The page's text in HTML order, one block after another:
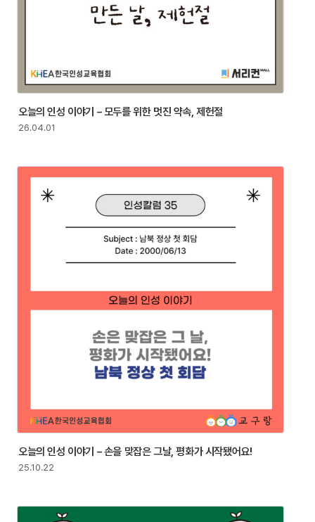
오늘의 인성 이야기 – 모두를 위한 멋진 약속, 제헌절
26.04.01
오늘의 인성 이야기 – 손을 맞잡은 그날, 평화가 시작됐어요!
25.10.22